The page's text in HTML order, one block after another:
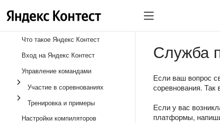
Что такое Яндекс Контест
Вход на Яндекс Контест
Управление командами
Участие в соревнованиях
Тренировка и примеры
Настройки компиляторов
Служба
Если ваш вопрос
соревнования. Так
Если у вас
платформы,